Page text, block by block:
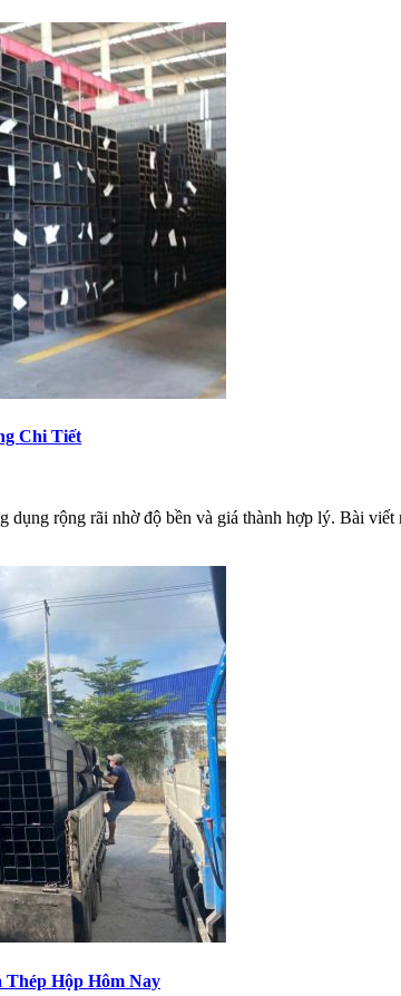
Chi Tiết
rộng rãi nhờ độ bền và giá thành hợp lý. Bài
Thép Hộp Hôm Nay